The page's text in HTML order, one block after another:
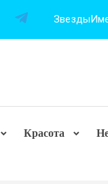
Звезды
Красота